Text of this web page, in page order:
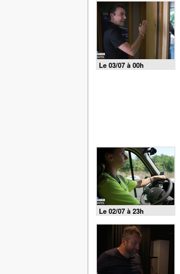
Le 03/07 à 00h
Le 02/07 à 23h